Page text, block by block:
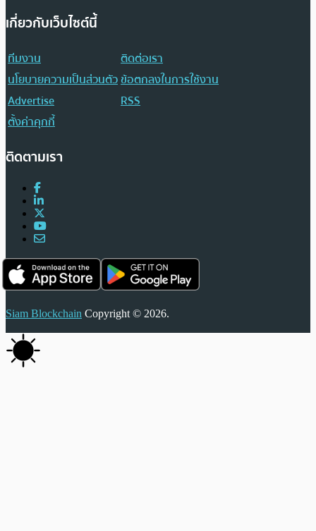
เกี่ยวกับเว็บไซต์นี้
ทีมงาน
ติดต่อเรา
นโยบายความเป็นส่วนตัวข้อตกลงในการใช้งาน
Advertise
RSS
ตั้งค่าคุกกี้
ติดตามเรา
Siam Blockchain Copyright © 2026.